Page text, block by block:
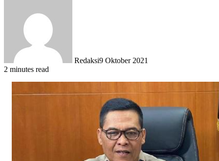
Redaksi9 Oktober 2021
2 minutes read